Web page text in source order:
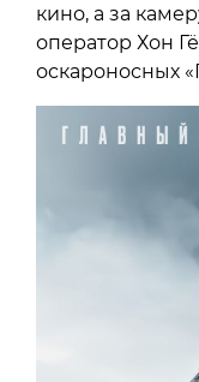
кино, а за
оператор Хон
оскароносных